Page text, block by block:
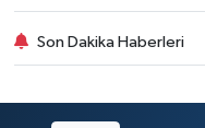
Son Dakika Haberleri